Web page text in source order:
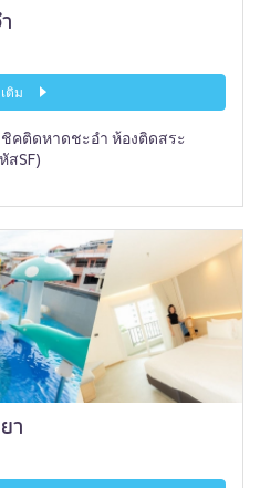
ติม
คติดหาดชะอำ ห้องติดสระ
สSF)
า